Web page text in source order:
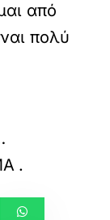
από
πολύ
tou-syriza/
.